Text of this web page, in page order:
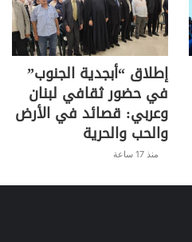
إطلاق “أبجدية الجنوب”
في حضور ثقافي لبنان
وعربي: قصائد في الأرض
والحب والحرية
منذ 17 ساعة